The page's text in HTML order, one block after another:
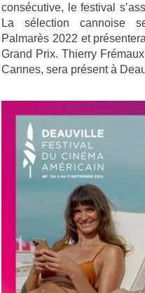
consécutive, le festival
La sélection cannoise
Palmarès 2022 et
Grand Prix. Thierry
Cannes, sera présent à